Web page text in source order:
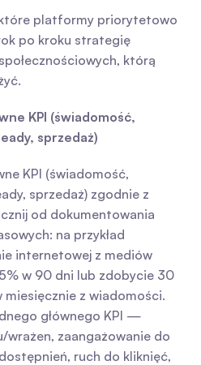
platformy priorytetowo
po kroku strategię
którą
KPI (świadomość,
sprzedaż)
KPI (świadomość,
sprzedaż) zgodnie z
od dokumentowania
na przykład
internetowej z mediów
w 90 dni lub zdobycie 30
z wiadomości.
głównego KPI —
zaangażowanie do
ruch do kliknięć,